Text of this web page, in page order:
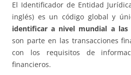
El Identificador de Entidad
inglés) es un código global y
identificar a nivel mundial a las
son parte en las transacciones
con los requisitos de
financieros.